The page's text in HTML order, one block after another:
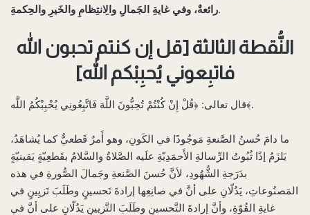
رائعةٌ، وفي غايةِ الجَمالِ والِانتِظامِ والخَيرِ والحِكمةِ.
النُّقطة الثالثة‌ [قل إن كنتم تحبون الله
فاتبِعوني يُحبِبْكم الله]
قال تعالى: ﴿قُلْ إِنْ كُنْتُمْ تُحِبُّونَ اللَّهَ فَاتَّبِعُونِي يُحْبِبْكُمُ اللَّه﴾.
ما دامَ حُسنُ الصَّنعةِ مَوجُودًا في الكَونِ، وهو أَمرٌ قَطعيٌّ كما يُشاهَدُ،
يَلزَمُ إذًا ثُبُوتُ الرِّسالةِ الأَحمَدِيّةِ علَيه الصَّلاةُ والسَّلامُ بقَطعِيّةٍ يَقينيّةٍ
بدَرَجةِ الشُّهُودِ، لأنَّ حُسنَ الصَّنعةِ وجَمالَ الصُّورةِ في هذه
المَصنُوعاتِ، يَدُلّانِ على أنَّ في صانِعِها إرادةَ تَحسينٍ وطَلَبَ تَزيِينٍ في
غايةِ القُوّةِ، وأنَّ إرادةَ التَّحسينِ وطَلَبَ التَّزيينِ يَدُلّانِ على أنَّ في